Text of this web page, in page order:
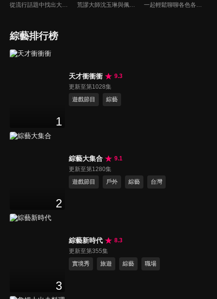
從流行話題中找出大眾關心的、正在煩惱的問題，由台灣好媳婦佩甄與日本型男風田親身實驗，替觀眾解決生活的大小事，傳授生活密技讓你「一次搞定」！ 荒謬大師沈玉琳與佩甄全新搭檔，兩人幽默十足、幽默風趣地為節目穿針引線，結合各領域的職場達人、專家、明星PK暢談最IN話題，在快速變化的時代給您滿滿含金量的生活好智慧！ 一起輕鬆聊聊各色各樣的人生故事，一起發現愛！
綜藝排行榜
1
天才衝衝衝
9.3
更新至第1028集
遊戲節目
綜藝
2
綜藝大集合
9.1
更新至第1280集
遊戲節目
戶外 綜藝 台灣
3
綜藝新時代
8.3
更新至第355集
實境秀
旅遊 綜藝 職場